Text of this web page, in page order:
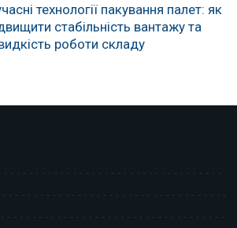
технології пакування палет: як
стабільність вантажу та
роботи складу